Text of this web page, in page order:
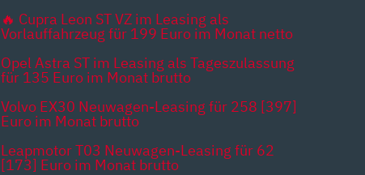
🔥 Cupra Leon ST VZ im Leasing als
Vorlauffahrzeug für 199 Euro im Monat netto
Opel Astra ST im Leasing als Tageszulassung
für 135 Euro im Monat brutto
Volvo EX30 Neuwagen-Leasing für 258 [397]
Euro im Monat brutto
Leapmotor T03 Neuwagen-Leasing für 62
[173] Euro im Monat brutto